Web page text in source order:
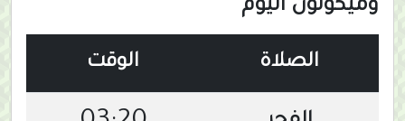
وميكولون اليوم
الصلاة الوقت